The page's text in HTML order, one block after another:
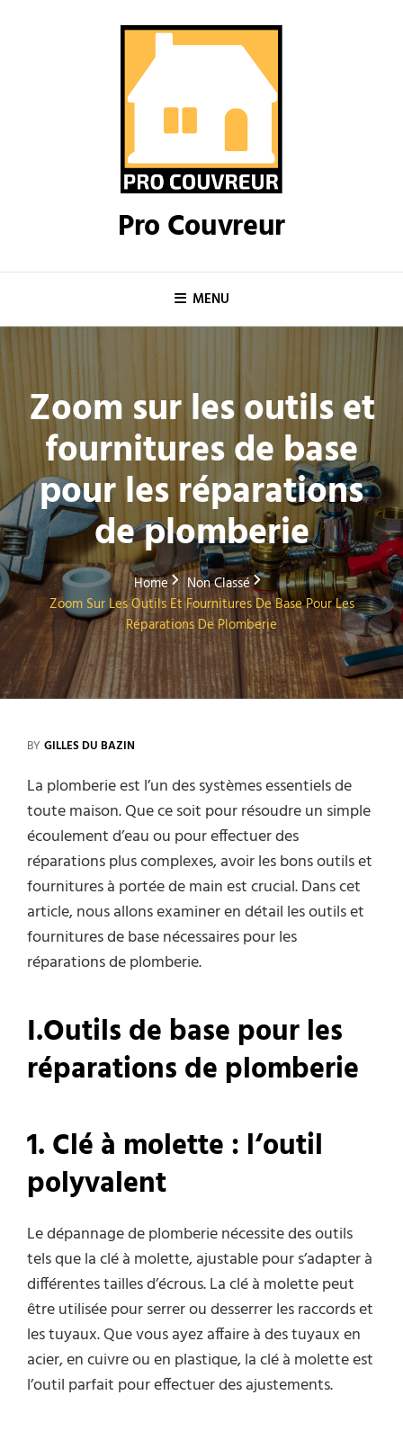
Pro Couvreur
MENU
Zoom sur les outils et
fournitures de base
pour les réparations
de plomberie
Home
Non Classé
Zoom Sur Les Outils Et Fournitures De Base Pour Les
Réparations De Plomberie
BY GILLES DU BAZIN
La plomberie est l’un des systèmes essentiels de
toute maison. Que ce soit pour résoudre un simple
écoulement d’eau ou pour effectuer des
réparations plus complexes, avoir les bons outils et
fournitures à portée de main est crucial. Dans cet
article, nous allons examiner en détail les outils et
fournitures de base nécessaires pour les
réparations de plomberie.
I.Outils de base pour les
réparations de plomberie
1. Clé à molette : l‘outil
polyvalent
Le dépannage de plomberie nécessite des outils
tels que la clé à molette, ajustable pour s’adapter à
différentes tailles d’écrous. La clé à molette peut
être utilisée pour serrer ou desserrer les raccords et
les tuyaux. Que vous ayez affaire à des tuyaux en
acier, en cuivre ou en plastique, la clé à molette est
l’outil parfait pour effectuer des ajustements.